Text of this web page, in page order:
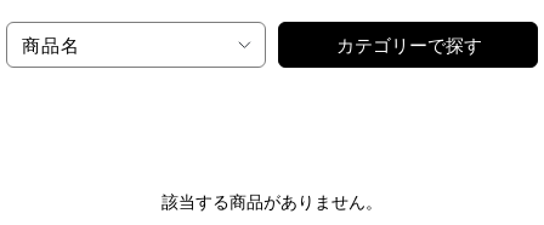
商品名 カテゴリーで探す
該当する商品がありません。